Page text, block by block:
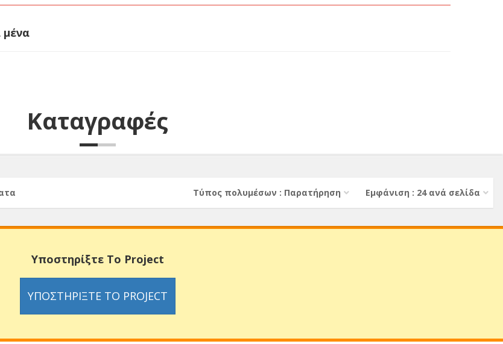
μένα
Καταγραφές
Εμφάνιση : 24 ανά σελίδα
Τύπος πολυμέσων : Παρατήρηση
Υποστηρίξτε Το Project
ΥΠΟΣΤΗΡΊΞΤΕ ΤΟ PROJECT